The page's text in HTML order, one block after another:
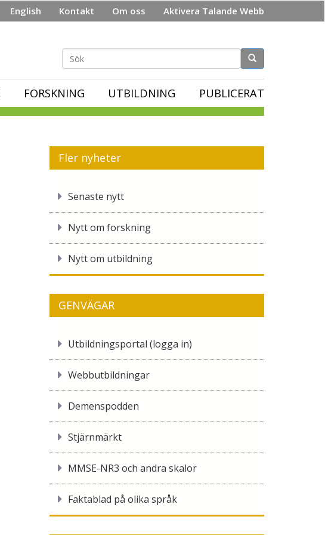
English Kontakt Om oss Aktivera Talande Webb
Sökformulär
FORSKNING UTBILDNING PUBLICERAT
Fler nyheter
Senaste nytt
Nytt om forskning
Nytt om utbildning
GENVÄGAR
Utbildningsportal (logga in)
Webbutbildningar
Demenspodden
Stjärnmärkt
MMSE-NR3 och andra skalor
Faktablad på olika språk